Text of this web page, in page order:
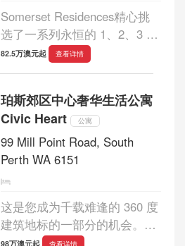
Somerset Residences精心挑
选了一系列永恒的 1、2、3 和
4 卧室住宅，坐落在Burswood
半岛顶端的天鹅河宁静河岸
Burswood的到来，为环绕历史
悠久的贝尔蒙特赛马场的 2.5
公...
82.5万澳元起 查看详情
珀斯郊区中心奢华生活公寓
Civic Heart
公寓
99 Mill Point Road, South
Perth WA 6151
这是您成为千载难逢的 360 度
建筑地标的一部分的机会。
Civic Heart将照亮河南的天际
98万澳元起 查看详情